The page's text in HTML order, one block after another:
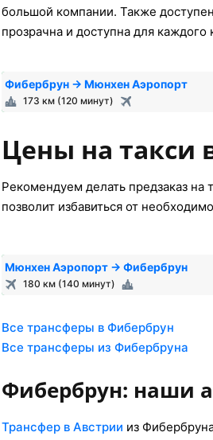
большой компании. Также
прозрачна и доступна для каждого
Фибербрун → Мюнхен Аэропорт
173 км (120 минут)
Цены на такси
Рекомендуем делать предзаказ на
позволит избавиться от
Мюнхен Аэропорт → Фибербрун
180 км (140 минут)
Все трансферы в Фибербрун
Все трансферы из Фибербруна
Фибербрун: наши
Трансфер в Австрии из